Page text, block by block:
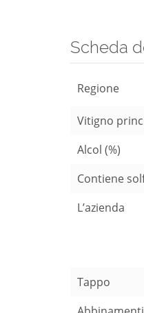
Scheda
Regione
Vitigno
Alcol (%)
Contiene
L’azienda
Tappo